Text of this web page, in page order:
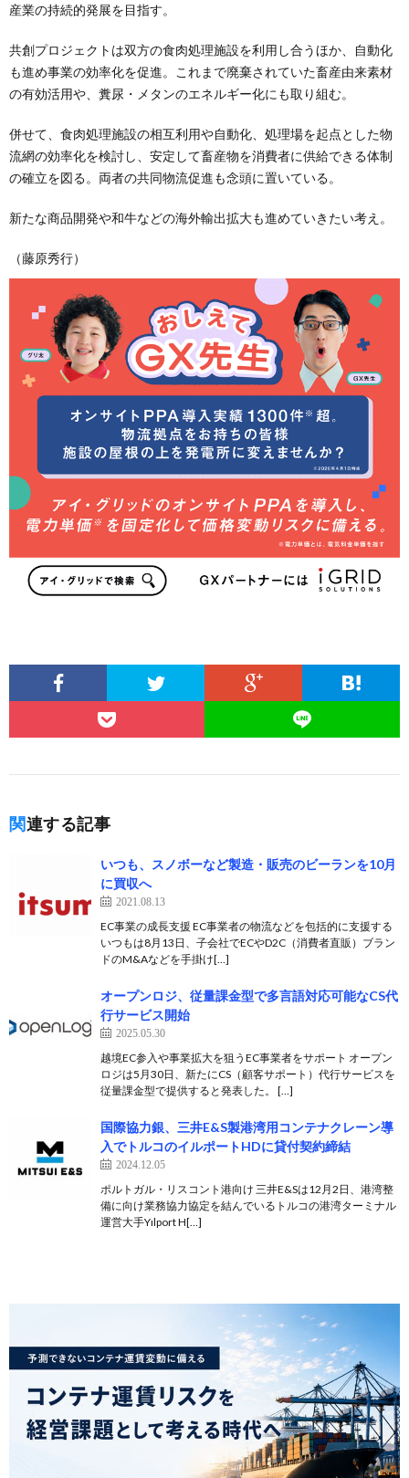
産業の持続的発展を目指す。
共創プロジェクトは双方の食肉処理施設を利用し合うほか、自動化
も進め事業の効率化を促進。これまで廃棄されていた畜産由来素材
の有効活用や、糞尿・メタンのエネルギー化にも取り組む。
併せて、食肉処理施設の相互利用や自動化、処理場を起点とした物
流網の効率化を検討し、安定して畜産物を消費者に供給できる体制
の確立を図る。両者の共同物流促進も念頭に置いている。
新たな商品開発や和牛などの海外輸出拡大も進めていきたい考え。
（藤原秀行）
関連する記事
いつも、スノボーなど製造・販売のビーランを10月
に買収へ
2021.08.13
EC事業の成長支援 EC事業者の物流などを包括的に支援する
いつもは8月13日、子会社でECやD2C（消費者直販）ブラン
ドのM&Aなどを手掛け[…]
オープンロジ、従量課金型で多言語対応可能なCS代
行サービス開始
2025.05.30
越境EC参入や事業拡大を狙うEC事業者をサポート オープン
ロジは5月30日、新たにCS（顧客サポート）代行サービスを
従量課金型で提供すると発表した。 […]
国際協力銀、三井E&S製港湾用コンテナクレーン導
入でトルコのイルポートHDに貸付契約締結
2024.12.05
ポルトガル・リスコント港向け 三井E&Sは12月2日、港湾整
備に向け業務協力協定を結んでいるトルコの港湾ターミナル
運営大手Yılport H[…]